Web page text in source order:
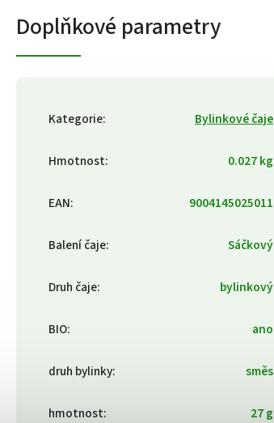
Doplňkové parametry
Kategorie: Bylinkové čaje
Hmotnost: 0.027 kg
EAN: 9004145025011
Balení čaje: Sáčkový
Druh čaje: bylinkový
BIO: ano
druh bylinky: směs
hmotnost: 27 g